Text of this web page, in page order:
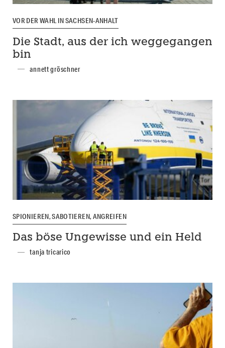
VOR DER WAHL IN SACHSEN-ANHALT
Die Stadt, aus der ich weggegangen
bin
annett gröschner
SPIONIEREN, SABOTIEREN, ANGREIFEN
Das böse Ungewisse und ein Held
tanja tricarico